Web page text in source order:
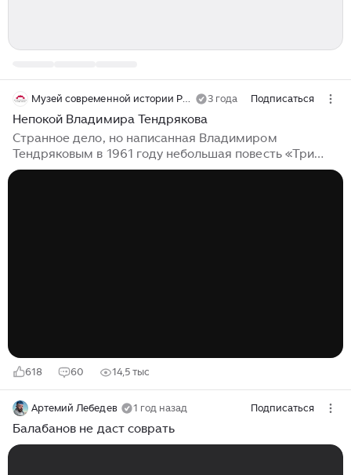
3 года Подписаться
Непокой Владимира Тендрякова
Странное дело, но написанная Владимиром
Тендряковым в 1961 году небольшая повесть «Три
мешка сорной пшеницы» сегодня стала одним из
618 60 14,5 тыс
Артемий Лебедев 1 год назад Подписаться
Балабанов не даст соврать